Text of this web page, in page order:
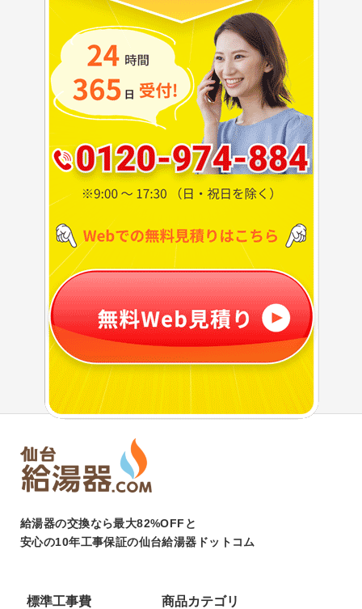
給湯器の交換なら最大82%OFFと
安心の10年工事保証の仙台給湯器ドットコム
標準工事費 商品カテゴリ